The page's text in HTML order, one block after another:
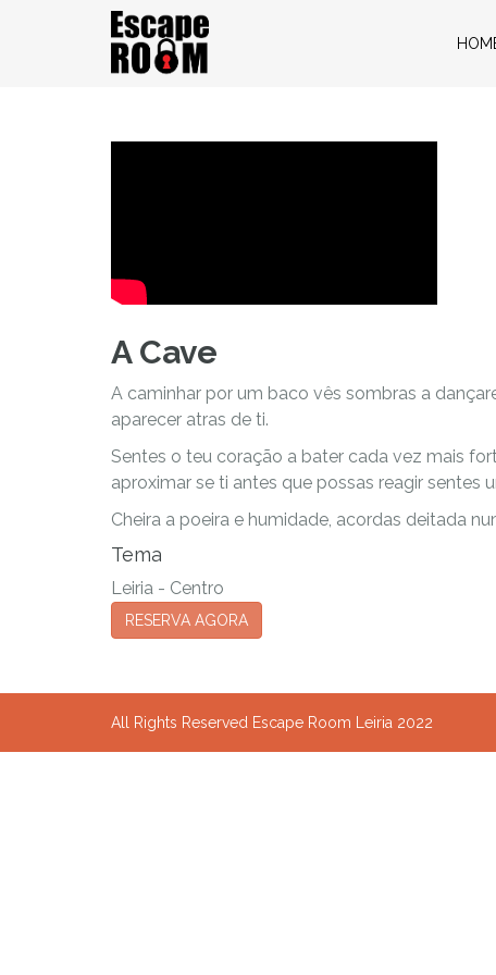
A Cave
A caminhar por um baco vês sombras a
aparecer atras de ti.
Sentes o teu coração a bater cada vez mais
aproximar se ti antes que possas reagir sentes
Cheira a poeira e humidade, acordas deitada
Tema
Leiria - Centro
RESERVA AGORA
All Rights Reserved Escape Room Leiria 2022